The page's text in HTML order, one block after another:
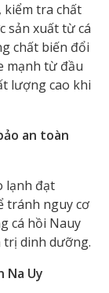
kiểm tra chất
sản xuất từ cá
chất biến đổi
mạnh từ đầu
lượng cao khi
an toàn
lạnh đạt
tránh nguy cơ
cá hồi Nauy
dinh dưỡng.
Na Uy